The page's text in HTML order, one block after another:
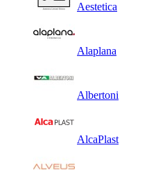
Aestetica
Alaplana
Albertoni
AlcaPlast